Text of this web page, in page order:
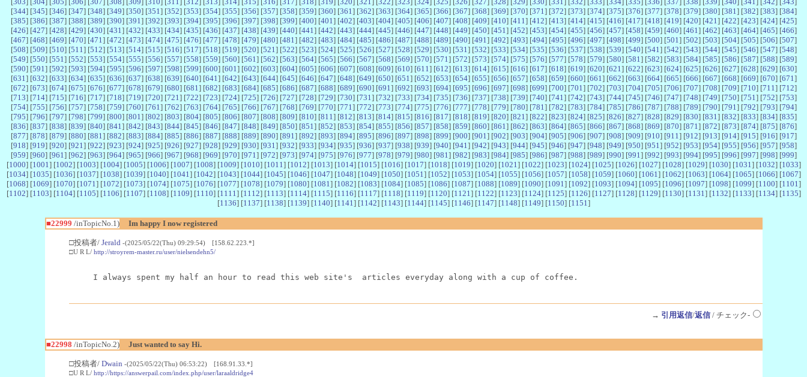
[344] [345] [346] [347] [348] [349] [350] [351 ] [352] [353] [354] [355] [356] [357] [358] [359] [360] [361 ] [362] [363] [364] [365] [366] [367] [368] [369] [370] [371 ] [372] [373] [374] [375] [376] [377] [378] [379] [380] [381 ] [382] [383] [384]
[385] [386] [387] [388] [389] [390] [391 ] [392] [393] [394] [395] [396] [397] [398] [399] [400] [401 ] [402] [403] [404] [405] [406] [407] [408] [409] [410] [411 ] [412] [413] [414] [415] [416] [417] [418] [419] [420] [421 ] [422] [423] [424] [425]
[426] [427] [428] [429] [430] [431 ] [432] [433] [434] [435] [436] [437] [438] [439] [440] [441 ] [442] [443] [444] [445] [446] [447] [448] [449] [450] [451 ] [452] [453] [454] [455] [456] [457] [458] [459] [460] [461 ] [462] [463] [464] [465] [466]
[467] [468] [469] [470] [471 ] [472] [473] [474] [475] [476] [477] [478] [479] [480] [481 ] [482] [483] [484] [485] [486] [487] [488] [489] [490] [491 ] [492] [493] [494] [495] [496] [497] [498] [499] [500] [501 ] [502] [503] [504] [505] [506] [507]
[508] [509] [510] [511 ] [512] [513] [514] [515] [516] [517] [518] [519] [520] [521 ] [522] [523] [524] [525] [526] [527] [528] [529] [530] [531 ] [532] [533] [534] [535] [536] [537] [538] [539] [540] [541 ] [542] [543] [544] [545] [546] [547] [548]
[549] [550] [551 ] [552] [553] [554] [555] [556] [557] [558] [559] [560] [561 ] [562] [563] [564] [565] [566] [567] [568] [569] [570] [571 ] [572] [573] [574] [575] [576] [577] [578] [579] [580] [581 ] [582] [583] [584] [585] [586] [587] [588] [589]
[590] [591 ] [592] [593] [594] [595] [596] [597] [598] [599] [600] [601 ] [602] [603] [604] [605] [606] [607] [608] [609] [610] [611 ] [612] [613] [614] [615] [616] [617] [618] [619] [620] [621 ] [622] [623] [624] [625] [626] [627] [628] [629] [630]
[631 ] [632] [633] [634] [635] [636] [637] [638] [639] [640] [641 ] [642] [643] [644] [645] [646] [647] [648] [649] [650] [651 ] [652] [653] [654] [655] [656] [657] [658] [659] [660] [661 ] [662] [663] [664] [665] [666] [667] [668] [669] [670] [671 ]
[672] [673] [674] [675] [676] [677] [678] [679] [680] [681 ] [682] [683] [684] [685] [686] [687] [688] [689] [690] [691 ] [692] [693] [694] [695] [696] [697] [698] [699] [700] [701 ] [702] [703] [704] [705] [706] [707] [708] [709] [710] [711 ] [712]
[713] [714] [715] [716] [717] [718] [719] [720] [721 ] [722] [723] [724] [725] [726] [727] [728] [729] [730] [731 ] [732] [733] [734] [735] [736] [737] [738] [739] [740] [741 ] [742] [743] [744] [745] [746] [747] [748] [749] [750] [751 ] [752] [753]
[754] [755] [756] [757] [758] [759] [760] [761 ] [762] [763] [764] [765] [766] [767] [768] [769] [770] [771 ] [772] [773] [774] [775] [776] [777] [778] [779] [780] [781 ] [782] [783] [784] [785] [786] [787] [788] [789] [790] [791 ] [792] [793] [794]
[795] [796] [797] [798] [799] [800] [801 ] [802] [803] [804] [805] [806] [807] [808] [809] [810] [811 ] [812] [813] [814] [815] [816] [817] [818] [819] [820] [821 ] [822] [823] [824] [825] [826] [827] [828] [829] [830] [831 ] [832] [833] [834] [835]
[836] [837] [838] [839] [840] [841 ] [842] [843] [844] [845] [846] [847] [848] [849] [850] [851 ] [852] [853] [854] [855] [856] [857] [858] [859] [860] [861 ] [862] [863] [864] [865] [866] [867] [868] [869] [870] [871 ] [872] [873] [874] [875] [876]
[877] [878] [879] [880] [881 ] [882] [883] [884] [885] [886] [887] [888] [889] [890] [891 ] [892] [893] [894] [895] [896] [897] [898] [899] [900] [901 ] [902] [903] [904] [905] [906] [907] [908] [909] [910] [911 ] [912] [913] [914] [915] [916] [917]
[918] [919] [920] [921 ] [922] [923] [924] [925] [926] [927] [928] [929] [930] [931 ] [932] [933] [934] [935] [936] [937] [938] [939] [940] [941 ] [942] [943] [944] [945] [946] [947] [948] [949] [950] [951 ] [952] [953] [954] [955] [956] [957] [958]
[959] [960] [961 ] [962] [963] [964] [965] [966] [967] [968] [969] [970] [971 ] [972] [973] [974] [975] [976] [977] [978] [979] [980] [981 ] [982] [983] [984] [985] [986] [987] [988] [989] [990] [991 ] [992] [993] [994] [995] [996] [997] [998] [999]
[1000] [1001 ] [1002] [1003] [1004] [1005] [1006] [1007] [1008] [1009] [1010] [1011 ] [1012] [1013] [1014] [1015] [1016] [1017] [1018] [1019] [1020] [1021 ] [1022] [1023] [1024] [1025] [1026] [1027] [1028] [1029] [1030] [1031 ] [1032] [1033]
[1034] [1035] [1036] [1037] [1038] [1039] [1040] [1041 ] [1042] [1043] [1044] [1045] [1046] [1047] [1048] [1049] [1050] [1051 ] [1052] [1053] [1054] [1055] [1056] [1057] [1058] [1059] [1060] [1061 ] [1062] [1063] [1064] [1065] [1066] [1067]
[1068] [1069] [1070] [1071 ] [1072] [1073] [1074] [1075] [1076] [1077] [1078] [1079] [1080] [1081 ] [1082] [1083] [1084] [1085] [1086] [1087] [1088] [1089] [1090] [1091 ] [1092] [1093] [1094] [1095] [1096] [1097] [1098] [1099] [1100] [1101 ]
[1102] [1103] [1104] [1105] [1106] [1107] [1108] [1109] [1110] [1111 ] [1112] [1113] [1114] [1115] [1116] [1117] [1118] [1119] [1120] [1121 ] [1122] [1123] [1124] [1125] [1126] [1127] [1128] [1129] [1130] [1131 ] [1132] [1133] [1134] [1135]
[1136] [1137] [1138] [1139] [1140] [1141 ] [1142] [1143] [1144] [1145] [1146] [1147] [1148] [1149] [1150] [1151 ]
■22999 /inTopicNo.1) Im happy I now registered
□投稿者/ Jerald -(2025/05/22(Thu) 09:29:54) [158.62.223.*]
□U R L/ http://stroyrem-master.ru/user/nielsendehn5/
I always spent my half an hour to read this web site's  articles everyday along with a cup of coffee.
→ 引用返信/返信/ チェック-
■22998 /inTopicNo.2) Just wanted to say Hi.
□投稿者/ Dwain -(2025/05/22(Thu) 06:53:22) [168.91.33.*]
□U R L/ http://https://answerpail.com/index.php/user/laraaldridge4